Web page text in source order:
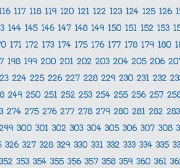
117 118 119 120 121 122 123 124 125 126
144 145 146 147 148 149 150 151 152 153
171 172 173 174 175 176 177 178 179 180
198 199 200 201 202 203 204 205 206
224 225 226 227 228 229 230 231 232
249 250 251 252 253 254 255 256 257
274 275 276 277 278 279 280 281 282 283
300 301 302 303 304 305 306 307 308
326 327 328 329 330 331 332 333 334 335
352 353 354 355 356 357 358 359 360 361